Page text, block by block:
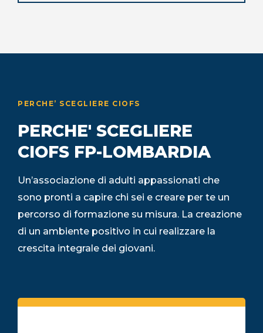
PERCHE’ SCEGLIERE CIOFS
PERCHE' SCEGLIERE
CIOFS FP-LOMBARDIA
Un’associazione di adulti appassionati che
sono pronti a capire chi sei e creare per te un
percorso di formazione su misura. La creazione
di un ambiente positivo in cui realizzare la
crescita integrale dei giovani.